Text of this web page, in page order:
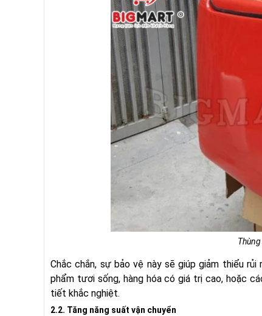
Chắc chắn, sự bảo vệ này sẽ giúp giảm thiểu
phẩm tươi sống, hàng hóa có giá trị cao, hoặc
tiết khắc nghiệt.
2.2. Tăng năng suất vận chuyển